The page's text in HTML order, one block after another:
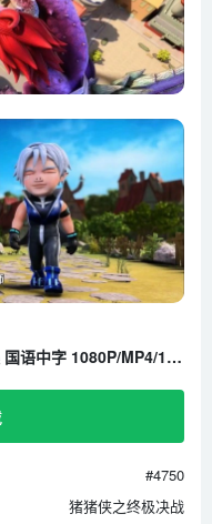
动画电影《猪猪侠之终极决战》全1集 国语中字 1080P/MP4/1.38G 百度云网盘下载
#4750
猪猪侠之终极决战